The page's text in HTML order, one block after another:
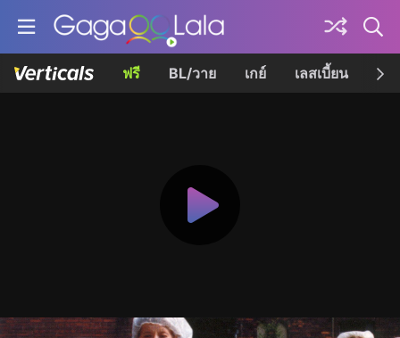
ฟรี BL/วาย เกย์ เลสเบี้ยน เค